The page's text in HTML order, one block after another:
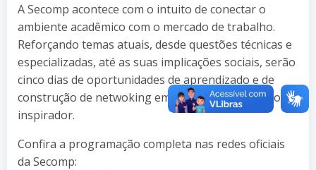
A Secomp acontece com o intuito de conectar o
ambiente acadêmico com o mercado de trabalho.
Reforçando temas atuais, desde questões técnicas e
especializadas, até as suas implicações sociais, serão
cinco dias de oportunidades de aprendizado e de
construção de netwoking em um espaço dinâmico e
inspirador.
Confira a programação completa nas redes oficiais
da Secomp: